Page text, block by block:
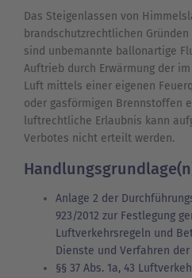
Das Steigenlassen von
brandschutzrechtlichen
sind unbemannte ballonartige
Auftrieb durch Erwärmung der
Luft mittels einer eigenen
oder gasförmigen Brennstoffen
luftrechtliche Erlaubnis kann
Verbotes nicht erteilt werden.
Anlage 2 der
923/2012 zur Festlegung
Luftverkehrsregeln und
Dienste und Verfahren
§§ 37 Abs. 1a, 43